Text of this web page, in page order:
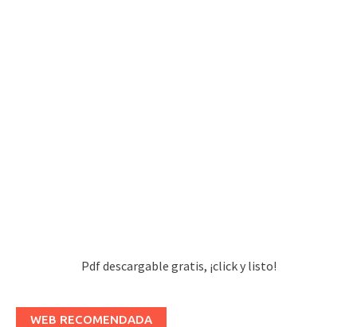
Pdf descargable gratis, ¡click y listo!
WEB RECOMENDADA